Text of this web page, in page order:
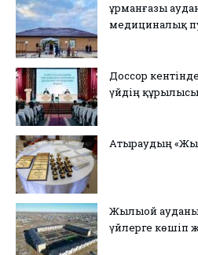
Құрманғазы
медициналық
Доссор
үйдің
Атыраудың
Жылыой
үйлерге көшіп